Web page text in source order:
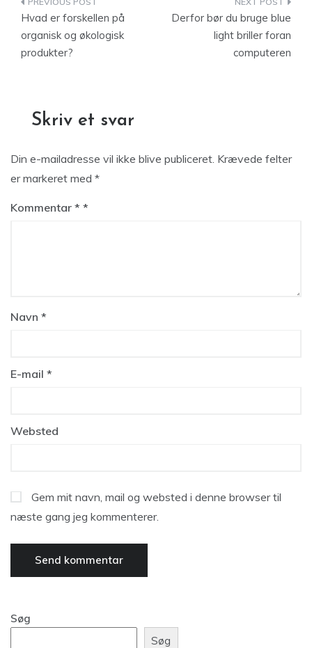
Indlægsnavigation
Hvad er forskellen på
organisk og økologisk
produkter?
Derfor bør du bruge blue
light briller foran
computeren
Skriv et svar
Din e-mailadresse vil ikke blive publiceret. Krævede felter
er markeret med *
Kommentar *
Navn *
E-mail *
Websted
Gem mit navn, mail og websted i denne browser til
næste gang jeg kommenterer.
Søg
Søg